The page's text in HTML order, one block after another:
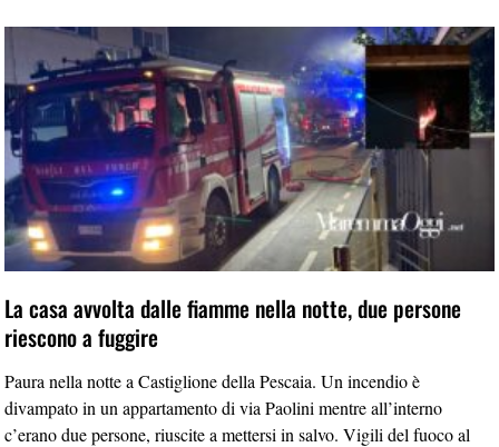
La casa avvolta dalle fiamme nella notte, due persone
riescono a fuggire
Paura nella notte a Castiglione della Pescaia. Un incendio è
divampato in un appartamento di via Paolini mentre all’interno
c’erano due persone, riuscite a mettersi in salvo. Vigili del fuoco al